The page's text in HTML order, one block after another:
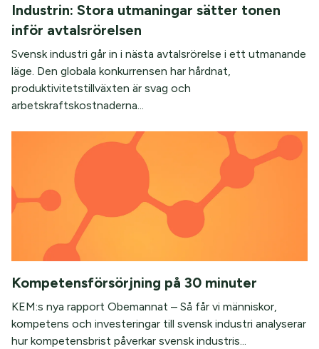
Industrin: Stora utmaningar sätter tonen
inför avtalsrörelsen
Svensk industri går in i nästa avtalsrörelse i ett utmanande
läge. Den globala konkurrensen har hårdnat,
produktivitetstillväxten är svag och
arbetskraftskostnaderna...
Kompetensförsörjning på 30 minuter
KEM:s nya rapport Obemannat – Så får vi människor,
kompetens och investeringar till svensk industri analyserar
hur kompetensbrist påverkar svensk industris...